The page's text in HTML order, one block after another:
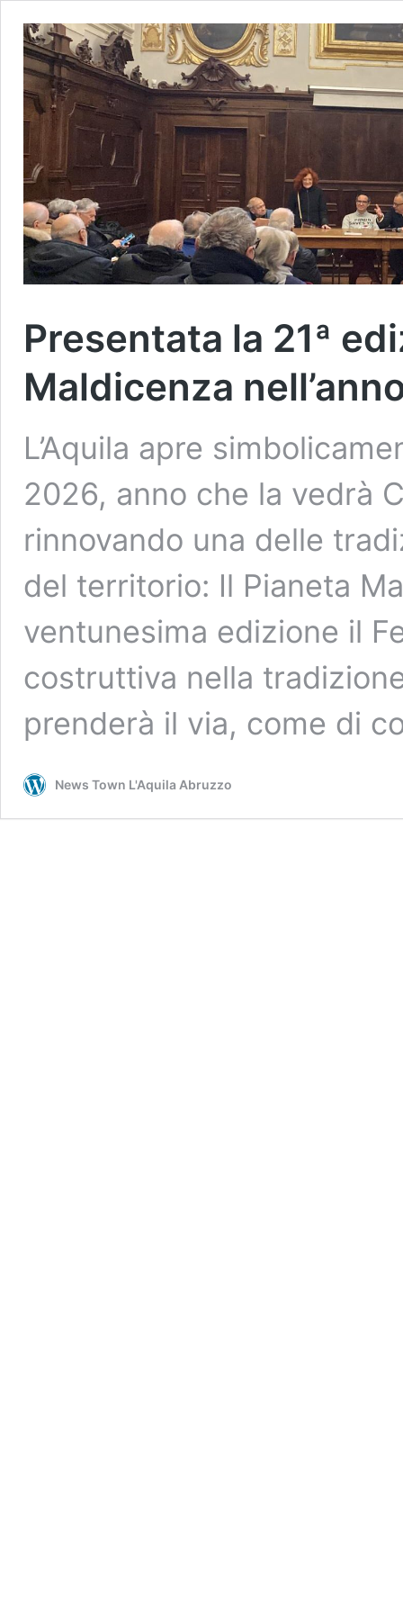
Presentata la 21ª
Maldicenza
L’Aquila apre
2026, anno che la vedrà
rinnovando una delle
del territorio: Il Pianeta
ventunesima edizione il
costruttiva nella
prenderà il via, come di
News Town L'Aquila Abruzzo